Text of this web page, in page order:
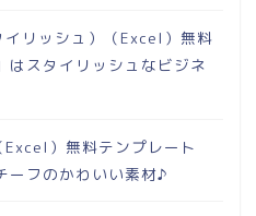
イリッシュ）（Excel）無料
スタイリッシュなビジネ
）無料テンプレート
ーフのかわいい素材♪